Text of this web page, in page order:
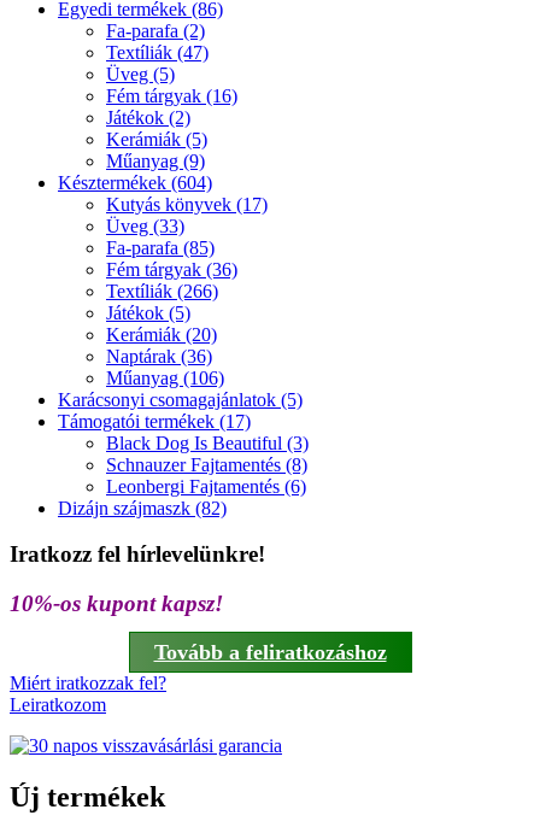
Egyedi termékek (86)
Fa-parafa (2)
Textíliák (47)
Üveg (5)
Fém tárgyak (16)
Játékok (2)
Kerámiák (5)
Műanyag (9)
Késztermékek (604)
Kutyás könyvek (17)
Üveg (33)
Fa-parafa (85)
Fém tárgyak (36)
Textíliák (266)
Játékok (5)
Kerámiák (20)
Naptárak (36)
Műanyag (106)
Karácsonyi csomagajánlatok (5)
Támogatói termékek (17)
Black Dog Is Beautiful (3)
Schnauzer Fajtamentés (8)
Leonbergi Fajtamentés (6)
Dizájn szájmaszk (82)
Iratkozz fel hírlevelünkre!
10%-os kupont kapsz!
Tovább a feliratkozáshoz
Miért iratkozzak fel?
Leiratkozom
Új termékek